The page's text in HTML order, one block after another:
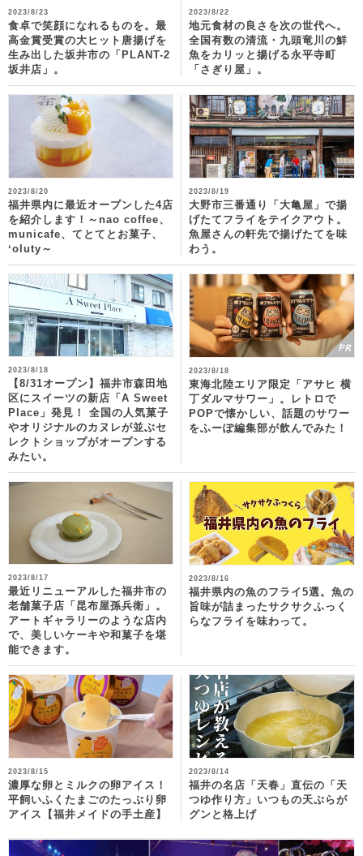
2023/8/23
食卓で笑顔になれるものを。最
高金賞受賞の大ヒット唐揚げを
生み出した坂井市の「PLANT-2
坂井店」。
2023/8/22
地元食材の良さを次の世代へ。
全国有数の清流・九頭竜川の鮮
魚をカリッと揚げる永平寺町
「さぎり屋」。
2023/8/20
福井県内に最近オープンした4店
を紹介します！～nao coffee、
municafe、てとてとお菓子、
ʻoluty～
2023/8/19
大野市三番通り「大亀屋」で揚
げたてフライをテイクアウト。
魚屋さんの軒先で揚げたてを味
わう。
2023/8/18
【8/31オープン】福井市森田地
区にスイーツの新店「A Sweet
Place」発見！ 全国の人気菓子
やオリジナルのカヌレが並ぶセ
レクトショップがオープンする
みたい。
2023/8/18
東海北陸エリア限定「アサヒ 横
丁ダルマサワー」。レトロで
POPで懐かしい、話題のサワー
をふーぽ編集部が飲んでみた！
2023/8/17
最近リニューアルした福井市の
老舗菓子店「昆布屋孫兵衛」。
アートギャラリーのような店内
で、美しいケーキや和菓子を堪
能できます。
2023/8/16
福井県内の魚のフライ5選。魚の
旨味が詰まったサクサクふっく
らなフライを味わって。
2023/8/15
濃厚な卵とミルクの卵アイス！
平飼いふくたまごのたっぷり卵
アイス【福井メイドの手土産】
2023/8/14
福井の名店「天春」直伝の「天
つゆ作り方」いつもの天ぷらが
グンと格上げ